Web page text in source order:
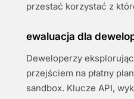
przestać korzystać z
ewaluacja dla
Deweloperzy
przejściem na płatny
sandbox. Klucze API,